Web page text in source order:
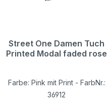
Street One Damen Tuch
Printed Modal faded rose
Farbe: Pink mit Print - FarbNr.:
36912